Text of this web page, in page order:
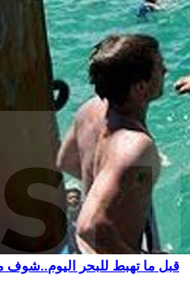
قبل ما تهبط للبحر اليوم..شوف